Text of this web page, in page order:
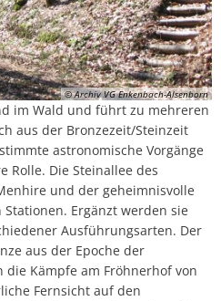
© Archiv VG Enkenbach-Alsenborn
im Wald und führt zu mehreren
aus der Bronzezeit/Steinzeit
astronomische Vorgänge
Rolle. Die Steinallee des
und der geheimnisvolle
Ergänzt werden sie
Ausführungsarten. Der
aus der Epoche der
Kämpfe am Fröhnerhof von
Fernsicht auf den